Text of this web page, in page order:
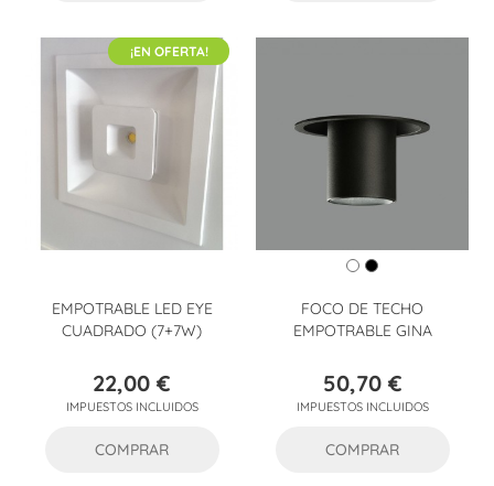
EMPOTRABLE LED EYE
CUADRADO (7+7W)
Precio
22,00 €
IMPUESTOS INCLUIDOS
¡EN OFERTA!
COMPRAR
FOCO DE TECHO
EMPOTRABLE GINA
Precio
50,70 €
IMPUESTOS INCLUIDOS
COMPRAR